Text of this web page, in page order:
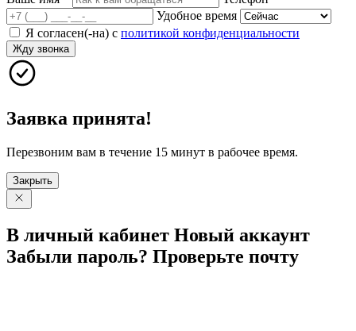
Удобное время
Я согласен(-на) с политикой конфиденциальности
Жду звонка
Заявка принята!
Перезвоним вам в течение 15 минут в рабочее время.
Закрыть
В личный кабинет Новый аккаунт
Забыли пароль? Проверьте почту